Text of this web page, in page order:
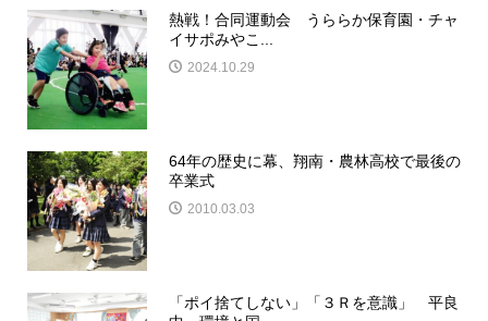
熱戦！合同運動会 うららか保育園・チャ
イサポみやこ...
2024.10.29
64年の歴史に幕、翔南・農林高校で最後の
卒業式
2010.03.03
「ポイ捨てしない」「３Ｒを意識」 平良